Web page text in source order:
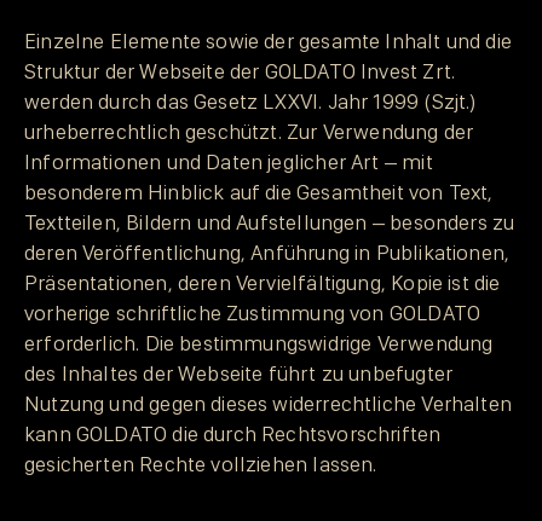
Einzelne Elemente sowie der gesamte Inhalt und die
Struktur der Webseite der GOLDATO Invest Zrt.
werden durch das Gesetz LXXVI. Jahr 1999 (Szjt.)
urheberrechtlich geschützt. Zur Verwendung der
Informationen und Daten jeglicher Art – mit
besonderem Hinblick auf die Gesamtheit von Text,
Textteilen, Bildern und Aufstellungen – besonders zu
deren Veröffentlichung, Anführung in Publikationen,
Präsentationen, deren Vervielfältigung, Kopie ist die
vorherige schriftliche Zustimmung von GOLDATO
erforderlich. Die bestimmungswidrige Verwendung
des Inhaltes der Webseite führt zu unbefugter
Nutzung und gegen dieses widerrechtliche Verhalten
kann GOLDATO die durch Rechtsvorschriften
gesicherten Rechte vollziehen lassen.